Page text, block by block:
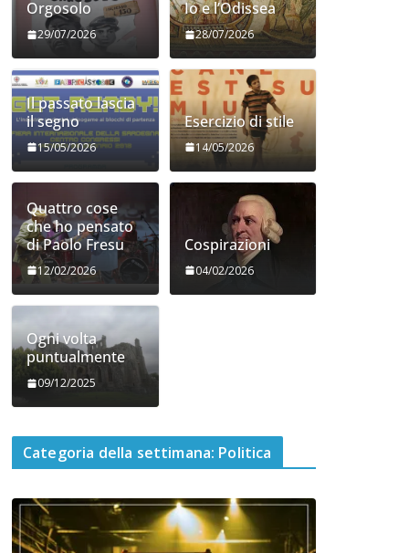
Orgosolo
29/07/2026
Io e l’Odissea
28/07/2026
Il passato lascia
il segno
15/05/2026
Esercizio di stile
14/05/2026
Quattro cose
che ho pensato
di Paolo Fresu
12/02/2026
Cospirazioni
04/02/2026
Ogni volta
puntualmente
09/12/2025
Categoria della settimana: Politica